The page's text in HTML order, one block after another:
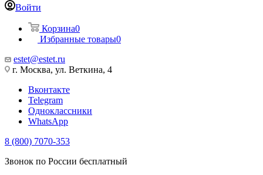
Войти
Корзина0
Избранные товары0
estet@estet.ru
г. Москва, ул. Веткина, 4
Вконтакте
Telegram
Одноклассники
WhatsApp
8 (800) 7070-353
Звонок по России бесплатный